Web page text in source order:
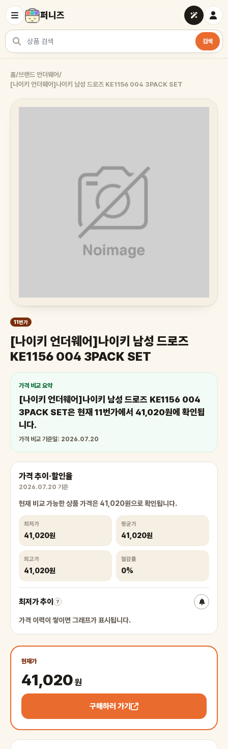
퍼니즈
상품 검색
검색
홈/브랜드 언더웨어/
[나이키 언더웨어]나이키 남성 드로즈 KE1156 004 3PACK SET
11번가
[나이키 언더웨어]나이키 남성 드로즈
KE1156 004 3PACK SET
가격 비교 요약
[나이키 언더웨어]나이키 남성 드로즈 KE1156 004
3PACK SET은 현재 11번가에서 41,020원에 확인됩
니다.
가격 비교 기준일: 2026.07.20
가격 추이·할인율
2026.07.20 기준
현재 비교 가능한 상품 가격은 41,020원으로 확인됩니다.
최저가
41,020원
평균가
41,020원
최고가
41,020원
절감률
0%
최저가 추이 ?
가격 이력이 쌓이면 그래프가 표시됩니다.
현재가
41,020원
구매하러 가기